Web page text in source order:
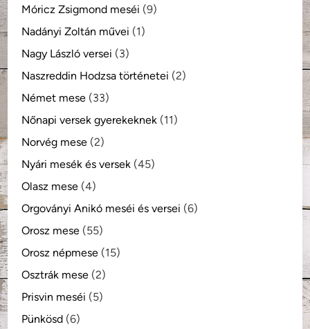
Móricz Zsigmond meséi (9)
Nadányi Zoltán művei (1)
Nagy László versei (3)
Naszreddin Hodzsa történetei (2)
Német mese (33)
Nőnapi versek gyerekeknek (11)
Norvég mese (2)
Nyári mesék és versek (45)
Olasz mese (4)
Orgoványi Anikó meséi és versei (6)
Orosz mese (55)
Orosz népmese (15)
Osztrák mese (2)
Prisvin meséi (5)
Pünkösd (6)